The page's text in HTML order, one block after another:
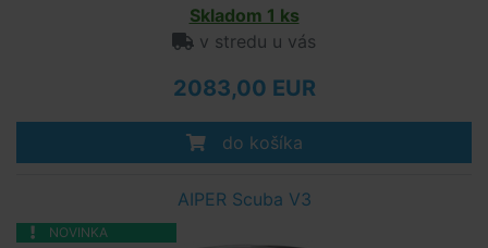
Skladom 1 ks
v stredu u vás
2083,00 EUR
do košíka
AIPER Scuba V3
NOVINKA